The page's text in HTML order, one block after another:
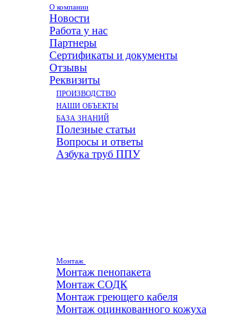
О компании
Новости
Работа у нас
Партнеры
Сертификаты и документы
Отзывы
Реквизиты
ПРОИЗВОДСТВО
НАШИ ОБЪЕКТЫ
БАЗА ЗНАНИЙ
Полезные статьи
Вопросы и ответы
Азбука труб ППУ
Монтаж
Монтаж пенопакета
Монтаж СОДК
Монтаж греющего кабеля
Монтаж оцинкованного кожуха